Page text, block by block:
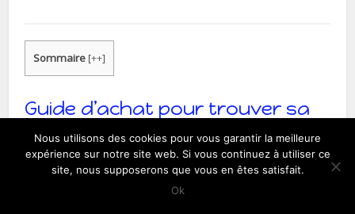
Sommaire [++]
Guide d’achat pour trouver sa
valise
Les critères pour bien choisir sa
Nous utilisons des cookies pour vous garantir la meilleure
expérience sur notre site web. Si vous continuez à utiliser ce
site, nous supposerons que vous en êtes satisfait.
Ok